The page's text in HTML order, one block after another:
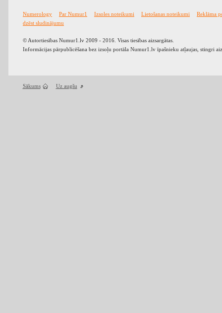
Numerology Par Numur1 Izsoles noteikumi Lietošanas noteikumi
Reklāma
dzēst sludinājumu
© Autortiesības Numur1.lv 2009 - 2016. Visas tiesības aizsargātas.
Informācijas pārpublicēšana bez izsoļu portāla Numur1.lv īpašnieku atļaujas, stingri
Sākums Uz augšu